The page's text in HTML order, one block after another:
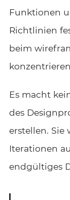
Funktionen
Richtlinien
beim
Es macht
des
erstellen. Sie
Iterationen
endgültiges